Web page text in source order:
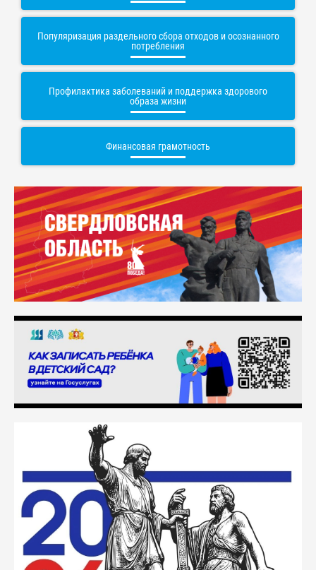
Популяризация раздельного сбора отходов и осознанного
потребления
Профилактика заболеваний и поддержка здорового
образа жизни
Финансовая грамотность